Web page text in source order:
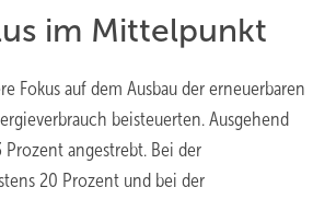
im Mittelpunkt
auf dem Ausbau der erneuerbaren
beisteuerten. Ausgehend
angestrebt. Bei der
20 Prozent und bei der